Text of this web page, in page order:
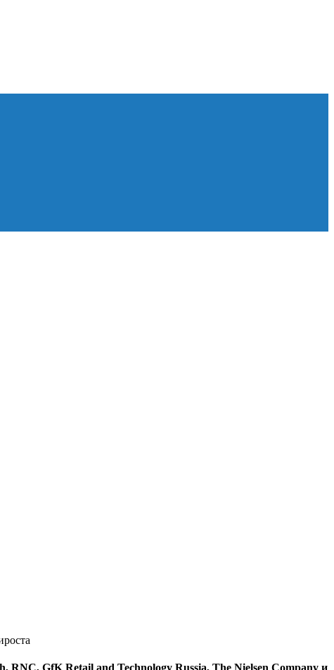
GfK Retail and Technology Russia, The Nielsen Company и